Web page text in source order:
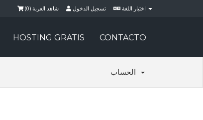
تسجيل الدخول شاهد العربة (0
)
HOSTING GRATIS CONTACTO